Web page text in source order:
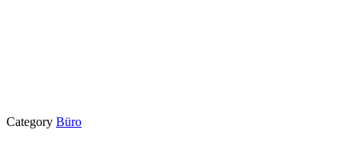
Category Büro